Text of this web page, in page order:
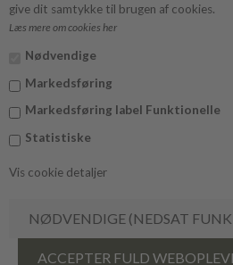
give dit samtykke til brugen af cookies.
Læs mere om cookies her
Nødvendige
Markedsføring
Markedsføring label Funktionelle
Statistiske
Vis cookie detaljer
Facebook